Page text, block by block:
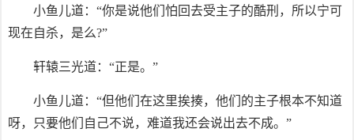
小鱼儿道：“你是说他们怕回去受主子的酷刑，所以宁可
现在自杀，是么?”
轩辕三光道：“正是。”
小鱼儿道：“但他们在这里挨揍，他们的主子根本不知道
呀，只要他们自己不说，难道我还会说出去不成。”